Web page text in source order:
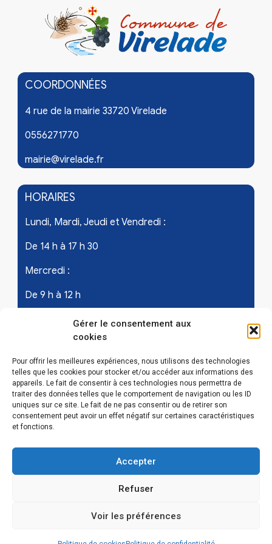
Gérer le consentement aux
cookies
Pour offrir les meilleures expériences, nous utilisons des technologies
telles que les cookies pour stocker et/ou accéder aux informations des
appareils. Le fait de consentir à ces technologies nous permettra de
traiter des données telles que le comportement de navigation ou les ID
uniques sur ce site. Le fait de ne pas consentir ou de retirer son
consentement peut avoir un effet négatif sur certaines caractéristiques
et fonctions.
Accepter
Refuser
Voir les préférences
COORDONNÉES
4 rue de la mairie 33720 Virelade
0556271770
mairie@virelade.fr
HORAIRES
Lundi, Mardi, Jeudi et Vendredi :
De 14 h à 17 h 30
Mercredi :
De 9 h à 12 h
Samedi - les 1er et 3ème de chaque mois :
De 9 h à 12 h
LIENS UTILES
Mentions légales
Politique de confidentialité
Politique de cookies (EU)